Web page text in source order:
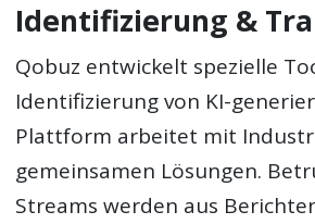
Identifizierung &
Qobuz entwickelt spezielle
Identifizierung von KI-
Plattform arbeitet mit
gemeinsamen Lösungen.
Streams werden aus